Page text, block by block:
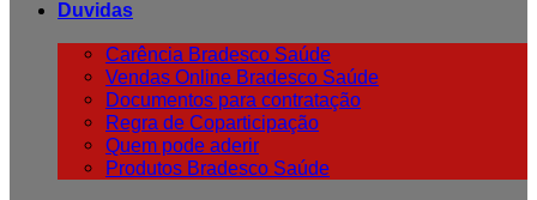
Duvidas
Carência Bradesco Saúde
Vendas Online Bradesco Saúde
Documentos para contratação
Regra de Coparticipação
Quem pode aderir
Produtos Bradesco Saúde